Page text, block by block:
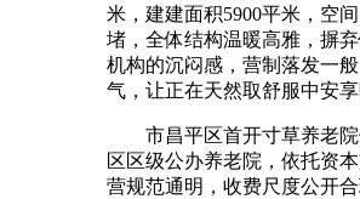
米，建建面积5900平米，空
堵，全体结构温暖高雅，摒
机构的沉闷感，营制落发一
气，让正在天然取舒服中安享
市昌平区首开寸草养老院
区区级公办养老院，依托资
营规范通明，收费尺度公开